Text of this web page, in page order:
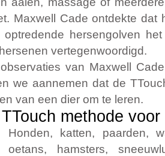
Maxwell Cade ontdekte dat
hersengolven
vertegenwoordigd.
van Maxwell
we aannemen dat de
van een dier om te leren.
methode
Honden, katten, paarden,
oetans, hamsters,